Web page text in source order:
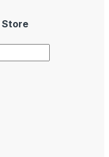
Store